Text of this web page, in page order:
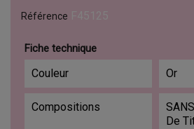
Référence
Fiche technique
Couleur Or
Compositions
De